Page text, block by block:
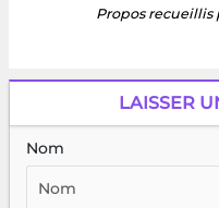
Propos recueillis
LAISSER
Nom